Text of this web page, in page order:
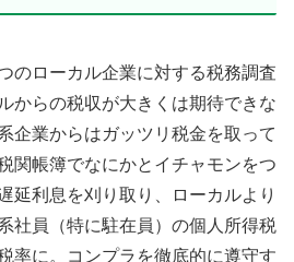
のローカル企業に対する税務調査
からの税収が大きくは期待できな
企業からはガッツリ税金を取って
関帳簿でなにかとイチャモンをつ
延利息を刈り取り、ローカルより
社員（特に駐在員）の個人所得税
率に。コンプラを徹底的に遵守す